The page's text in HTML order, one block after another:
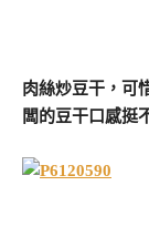
肉絲炒豆干，可
闆的豆干口感挺